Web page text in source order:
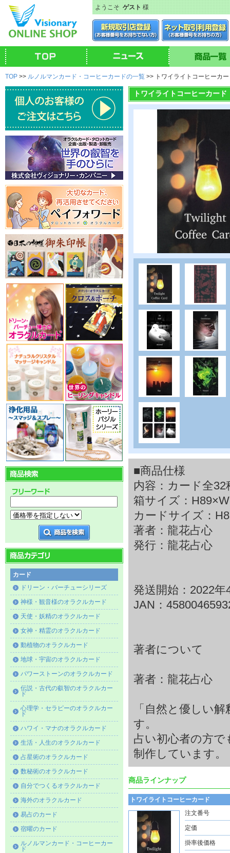
ようこそゲスト様
TOP >> ルノルマンカード・コーヒーカードの一覧 >> トワイライトコーヒーカ
カード
ドリーン・バーチューシリーズ
神様・観音様のオラクルカード
天使・妖精のオラクルカード
女神・精霊のオラクルカード
動植物のオラクルカード
地球・宇宙のオラクルカード
パワーストーンのオラクルカード
伝説・古代の叡智のオラクルカー
ド
心理学・セラピーのオラクルカー
ド
ハワイ・マナのオラクルカード
生活・人生のオラクルカード
占星術のオラクルカード
数秘術のオラクルカード
自分でつくるオラクルカード
海外のオラクルカード
易占のカード
宿曜のカード
ルノルマンカード・コーヒーカー
ド
トワイライトコーヒーカード
■商品仕様
内容：カード全
箱サイズ：
カードサイズ：
著者：龍花占心
発行：龍花占心
発送開始：2022年
JAN：
著者について
著者：龍花占心
「自然と優しい
す。
占い初心者の方
制作しています。
商品ラインナップ
トワイライトコーヒーカード
注文番号
定価
掛率後価格